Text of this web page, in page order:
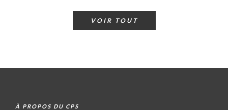
VOIR TOUT
À PROPOS DU CPS